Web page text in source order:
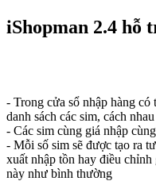
iShopman 2.4 hỗ
- Trong cửa sổ nhập hàng
danh sách các sim, cách
- Các sim cùng giá nhập
- Mỗi số sim sẽ được tạo ra
xuất nhập tồn hay điều
này như bình thường